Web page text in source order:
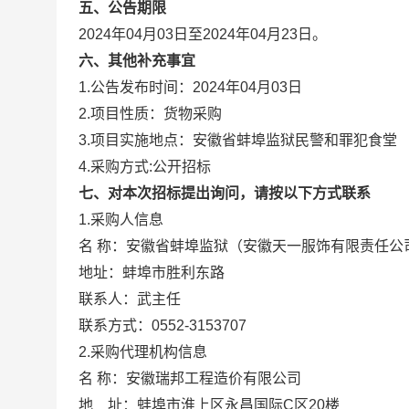
五、公告期限
2024年04月03日至2024年04月23日。
六、其他补充事宜
1.公告发布时间：2024年04月03日
2.项目性质：货物采购
3.项目实施地点：安徽省蚌埠监狱民警和罪犯食堂
4.采购方式:公开招标
七、对本次招标提出询问，请按以下方式联系
1.采购人信息
名 称：安徽省蚌埠监狱（安徽天一服饰有限责任公
地址：蚌埠市胜利东路
联系人：武主任
联系方式：0552-3153707
2.采购代理机构信息
名 称：安徽瑞邦工程造价有限公司
地 址：蚌埠市淮上区永昌国际C区20楼